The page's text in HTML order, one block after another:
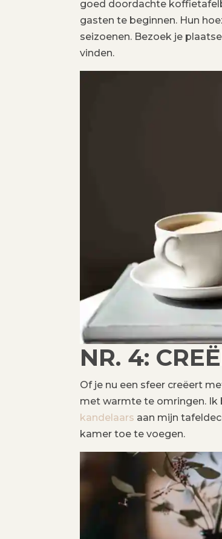
goed doordachte
gasten te beginnen. Hun
seizoenen. Bezoek je
vinden.
NR. 4:
Of je nu een sfeer creëert
met warmte te omringen. Ik
kandelaars aan mijn
kamer toe te voegen.